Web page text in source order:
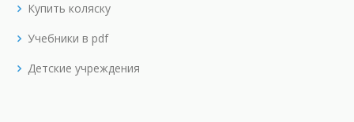
Купить коляску
Учебники в pdf
Детские учреждения